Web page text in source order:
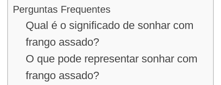
Perguntas Frequentes
Qual é o significado de sonhar com
frango assado?
O que pode representar sonhar com
frango assado?